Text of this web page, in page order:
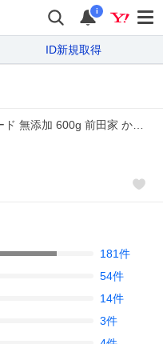
i
ID新規取得
181件
54件
14件
3件